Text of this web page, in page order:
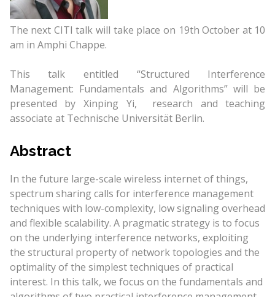
The next CITI talk will take place on 19th October at 10
am in Amphi Chappe.
This talk entitled “Structured Interference
Management: Fundamentals and Algorithms” will be
presented by Xinping Yi, research and teaching
associate at Technische Universität Berlin.
Abstract
In the future large-scale wireless internet of things,
spectrum sharing calls for interference management
techniques with low-complexity, low signaling overhead
and flexible scalability. A pragmatic strategy is to focus
on the underlying interference networks, exploiting
the structural property of network topologies and the
optimality of the simplest techniques of practical
interest. In this talk, we focus on the fundamentals and